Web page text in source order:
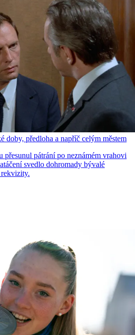
doby, předloha a napříč celým městem
pátrání po neznámém vrahovi
svedlo dohromady bývalé